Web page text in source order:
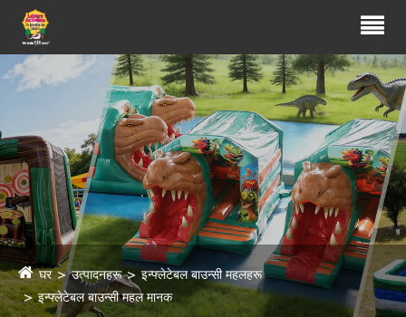
घर उत्पादनहरू
इन्फ्लेटेबल बाउन्सी महलहरू
इन्फ्लेटेबल बाउन्सी महल मानक